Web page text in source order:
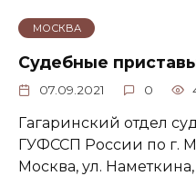
МОСКВА
Судебные
07.09.2021 0
Гагаринский отдел
ГУФССП России по г.
Москва, ул.